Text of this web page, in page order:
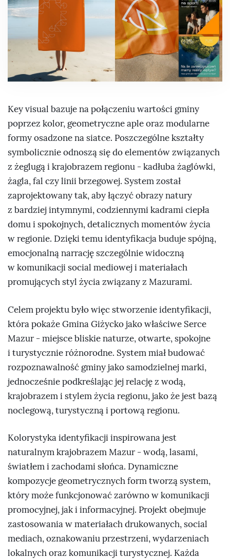
Key visual bazuje na połączeniu wartości gminy
poprzez kolor, geometryczne aple oraz modularne
formy osadzone na siatce. Poszczególne kształty
symbolicznie odnoszą się do elementów związanych
z żeglugą i krajobrazem regionu - kadłuba żaglówki,
żagla, fal czy linii brzegowej. System został
zaprojektowany tak, aby łączyć obrazy natury
z bardziej intymnymi, codziennymi kadrami ciepła
domu i spokojnych, detalicznych momentów życia
w regionie. Dzięki temu identyfikacja buduje spójną,
emocjonalną narrację szczególnie widoczną
w komunikacji social mediowej i materiałach
promujących styl życia związany z Mazurami.
Celem projektu było więc stworzenie identyfikacji,
która pokaże Gmina Giżycko jako właściwe Serce
Mazur - miejsce bliskie naturze, otwarte, spokojne
i turystycznie różnorodne. System miał budować
rozpoznawalność gminy jako samodzielnej marki,
jednocześnie podkreślając jej relację z wodą,
krajobrazem i stylem życia regionu, jako że jest bazą
noclegową, turystyczną i portową regionu.
Kolorystyka identyfikacji inspirowana jest
naturalnym krajobrazem Mazur - wodą, lasami,
światłem i zachodami słońca. Dynamiczne
kompozycje geometrycznych form tworzą system,
który może funkcjonować zarówno w komunikacji
promocyjnej, jak i informacyjnej. Projekt obejmuje
zastosowania w materiałach drukowanych, social
mediach, oznakowaniu przestrzeni, wydarzeniach
lokalnych oraz komunikacji turystycznej. Każda